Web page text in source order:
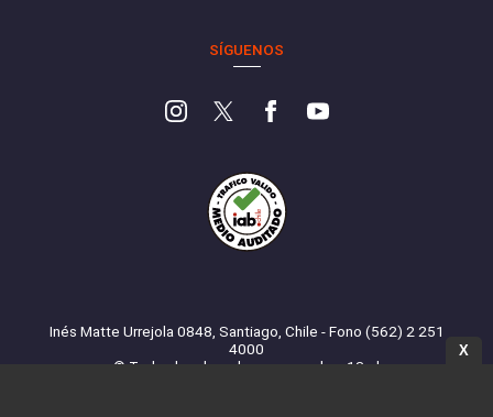
SÍGUENOS
Inés Matte Urrejola 0848, Santiago, Chile - Fono (562) 2 251
4000
© Todos los derechos reservados. 13.cl
X